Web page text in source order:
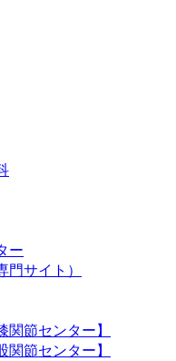
ー
門サイト）
関節センター】
関節センター】